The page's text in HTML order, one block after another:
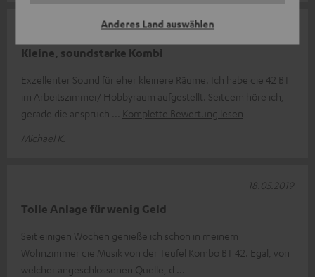
Anderes Land auswählen
Kleine, soundstarke Kombi
Exzellenter Sound für eher kleinere Räume. Ich habe die 42 BT
im Arbeitszimmer/ Hobbyraum aufgestellt. Seitdem höre ich,
gerade die anspruch
Komplette Bewertung lesen
Michael K.
Tolle Anlage für wenig Geld
Seit einigen Wochen genieße ich schon in meinem
Wohnzimmer die Musik von der Teufel Kombo BT 42. Egal, von
welcher angeschlossenen Quelle, d
18.05.2019